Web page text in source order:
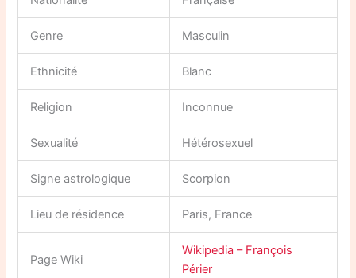
Genre Masculin
Ethnicité Blanc
Religion Inconnue
Sexualité Hétérosexuel
Signe astrologique Scorpion
Lieu de résidence Paris, France
Page Wiki
Wikipedia – François
Périer